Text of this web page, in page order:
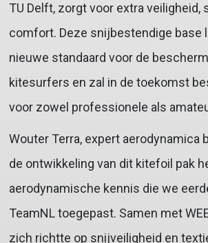
TU Delft, zorgt voor extra veiligheid,
comfort. Deze snijbestendige base
nieuwe standaard voor de
kitesurfers en zal in de toekomst
voor zowel professionele als
Wouter Terra, expert aerodynamica
de ontwikkeling van dit kitefoil pak
aerodynamische kennis die we
TeamNL toegepast. Samen met
zich richtte op snijveiligheid en